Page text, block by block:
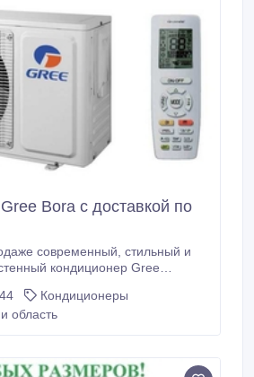
Bora с доставкой по
стильный и
кондиционер Gree
цена – 6500 грн!
рассчитан на помещение 20
Кондиционеры
область